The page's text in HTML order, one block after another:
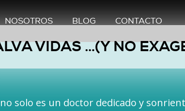
NOSOTROS BLOG CONTACTO
VIDAS …(Y NO
solo es un doctor dedicado y